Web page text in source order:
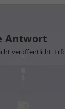
Antwort
veröffentlicht.